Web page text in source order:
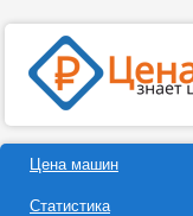
Цена машин
Статистика